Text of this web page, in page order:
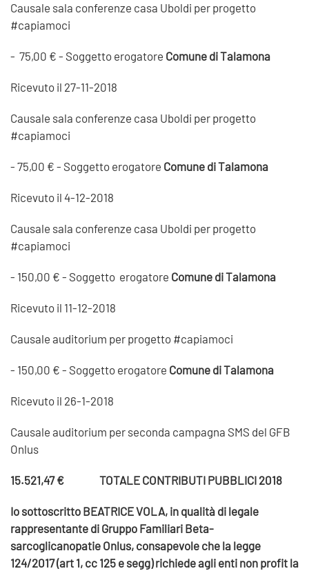
Causale sala conferenze casa Uboldi per progetto
#capiamoci
- 75,00 € - Soggetto erogatore Comune di Talamona
Ricevuto il 27-11-2018
Causale sala conferenze casa Uboldi per progetto
#capiamoci
- 75,00 € - Soggetto erogatore Comune di Talamona
Ricevuto il 4-12-2018
Causale sala conferenze casa Uboldi per progetto
#capiamoci
- 150,00 € - Soggetto erogatore Comune di Talamona
Ricevuto il 11-12-2018
Causale auditorium per progetto #capiamoci
- 150,00 € - Soggetto erogatore Comune di Talamona
Ricevuto il 26-1-2018
Causale auditorium per seconda campagna SMS del GFB
Onlus
15.521,47 € TOTALE CONTRIBUTI PUBBLICI 2018
Io sottoscritto BEATRICE VOLA, in qualità di legale
rappresentante di Gruppo Familiari Beta-
sarcoglicanopatie Onlus, consapevole che la legge
124/2017 (art 1, cc 125 e segg) richiede agli enti non profit la